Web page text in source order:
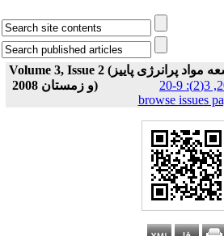
Volume 3, Issue 2 (علمی- ترویجی تحقیق و توسعه مواد پرانرژی پاییز
و زمستان 2008)
browse issues